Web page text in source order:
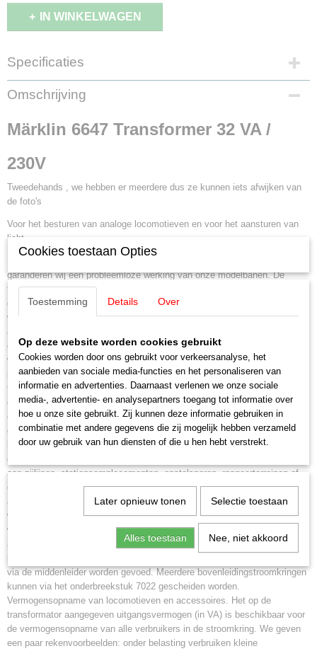
IN WINKELWAGEN
Specificaties
Productcode leverancier
6647
Gebruikt
Omschrijving
Märklin 6647 Transformer 32 VA /
230V
Tweedehands , we hebben er meerdere dus ze kunnen iets afwijken van
de foto's
Voor het besturen van analoge locomotieven en voor het aansturen van
licht.
Beproefde zekerheid. Alleen met originele transformatoren van Märklin
garanderen wij een probleemloze werking van onze modelbanen. De
transformatoren moeten tegen vocht worden beschermd en zijn niet
goedgekeurd voor gebruik buitenshuis. Uitsluitend aansluiten op
wisselstroom. Neem hierbij ook de handleidingen van de apparaten in
acht. Meertreinenbedrijf met gescheiden stroomkringen. Wanneer in het
gewone rijbedrijf meerdere treinen onafhankelijk van elkaar moeten rijden,
wordt de modelbaan in meerdere stroomkringen onderverdeeld. Aan elke
stroomkring wordt een transformator en tenminste één aansluitrail
toegewezen en de stroomkringen worden elektrisch van elkaar
gescheiden met een middenleider-isolatie (74030, 5022 of 7522)
elektrisch gescheiden. De rails hebben in het Märklin-H0-systeem overal
dezelfde potentiaal en hoeven niet onderbroken te worden. Stroomkringen
kunnen uit gesloten tracés zoals de meeste hoofdlijnen bestaan, maar
ook andere spoorsecties met zelfstandig bedrijf zijn. Denk bijvoorbeeld
aan zijlijnen, stationsemplacementen, opstelsporen, rangeerterreinen of
depots. Zo bestaat ook de mogelijkheid om tegelijkertijd met het
automatisch lijnbedrijf extra locomotieven te besturen die individueel
worden ingezet. Ook de bovenleiding van geëlektrificeerde baanvakken
wordt in principe als extra stroomkring op een eigen transformator
aangesloten. Zo kunnen de in het bovenleidingbedrijf ingezette
via de middenleider worden gevoed. Meerdere bovenleidingstroomkringen
kunnen via het onderbreekstuk 7022 gescheiden worden.
Vermogensopname van locomotieven en accessoires. Het op de
transformator aangegeven uitgangsvermogen (in VA) is beschikbaar voor
de vermogensopname van alle verbruikers in de stroomkring. We geven
een paar rekenvoorbeelden: onder belasting verbruiken kleine
Cookies toestaan Opties
Toestemming Details Over
Op deze website worden cookies gebruikt
Cookies worden door ons gebruikt voor verkeersanalyse, het
aanbieden van sociale media-functies en het personaliseren van
informatie en advertenties. Daarnaast verlenen we onze sociale
media-, advertentie- en analysepartners toegang tot informatie over
hoe u onze site gebruikt. Zij kunnen deze informatie gebruiken in
combinatie met andere gegevens die zij mogelijk hebben verzameld
door uw gebruik van hun diensten of die u hen hebt verstrekt.
Later opnieuw tonen Selectie toestaan
Alles toestaan Nee, niet akkoord